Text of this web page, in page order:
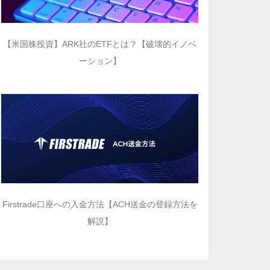
【米国株投資】ARK社のETFとは？【破壊的イノベ
ーション】
Firstrade口座への入金方法【ACH送金の登録方法を
解説】